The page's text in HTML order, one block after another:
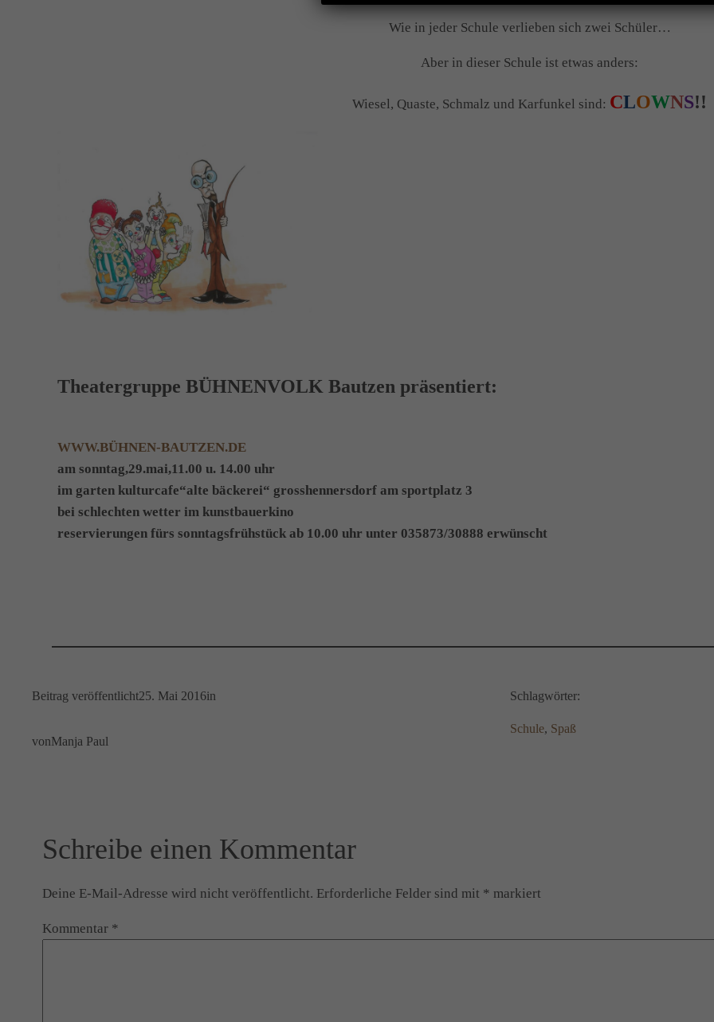
Wie in jeder Schule verlieben sich zwei Schüler…
Aber in dieser Schule ist etwas anders:
Wiesel, Quaste, Schmalz und Karfunkel sind: CLOWNS!!
Theatergruppe BÜHNENVOLK Bautzen präsentiert:
WWW.BÜHNEN-BAUTZEN.DE
am sonntag,29.mai,11.00 u. 14.00 uhr
im garten kulturcafe“alte bäckerei“ grosshennersdorf am sportplatz 3
bei schlechten wetter im kunstbauerkino
reservierungen fürs sonntagsfrühstück ab 10.00 uhr unter 035873/30888 erwünscht
Beitrag veröffentlicht25. Mai 2016in
vonManja Paul
Schlagwörter:
Schule, Spaß
Schreibe einen Kommentar
Deine E-Mail-Adresse wird nicht veröffentlicht. Erforderliche Felder sind mit * markiert
Kommentar *